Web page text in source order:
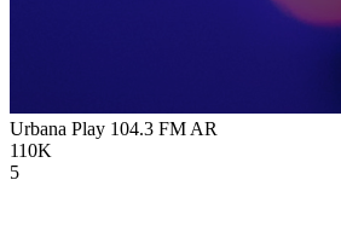
Urbana Play 104.3 FM AR
110K
5